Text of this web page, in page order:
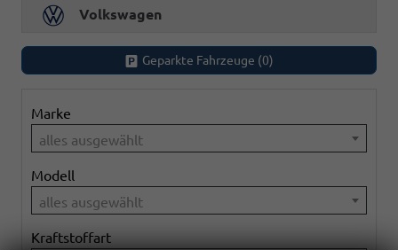
Volkswagen
Geparkte Fahrzeuge (0)
Marke
alles ausgewählt
Modell
alles ausgewählt
Kraftstoffart